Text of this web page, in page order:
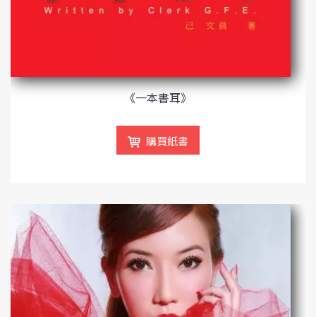
《一本書耳》
購買紙書